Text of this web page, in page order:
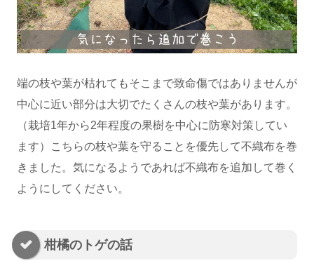
端の枝や葉が枯れてもそこまで致命傷ではありませんが
中心に近い部分は大切でたくさんの枝や葉があります。
（栽培1年から2年程度の果樹を中心に防寒対策してい
ます）こちらの枝や葉を守ることを優先して不織布を巻
きました。気になるようであれば不織布を追加して巻く
ようにしてください。
柑橘のトゲの話